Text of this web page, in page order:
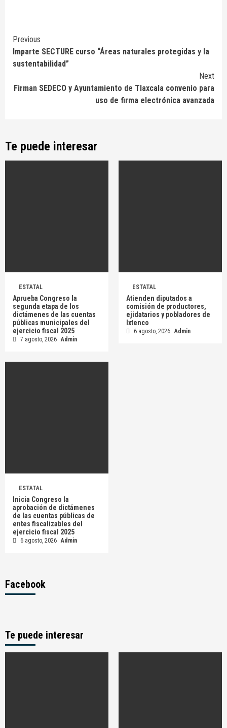
Continue
Reading
Previous
Imparte SECTURE curso “Áreas naturales protegidas y la
sustentabilidad”
Next
Firman SEDECO y Ayuntamiento de Tlaxcala convenio para
uso de firma electrónica avanzada
Te puede interesar
ESTATAL
Aprueba Congreso la
segunda etapa de los
dictámenes de las cuentas
públicas municipales del
ejercicio fiscal 2025
7 agosto, 2026 Admin
ESTATAL
Atienden diputados a
comisión de productores,
ejidatarios y pobladores de
Ixtenco
6 agosto, 2026 Admin
ESTATAL
Inicia Congreso la
aprobación de dictámenes
de las cuentas públicas de
entes fiscalizables del
ejercicio fiscal 2025
6 agosto, 2026 Admin
Facebook
Te puede interesar